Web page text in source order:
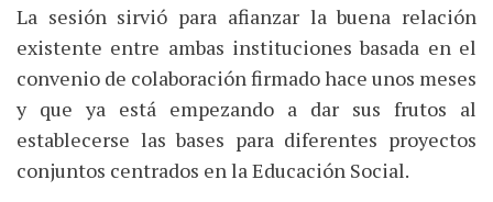
La sesión sirvió para afianzar la buena relación
existente entre ambas instituciones basada en el
convenio de colaboración firmado hace unos meses
y que ya está empezando a dar sus frutos al
establecerse las bases para diferentes proyectos
conjuntos centrados en la Educación Social.